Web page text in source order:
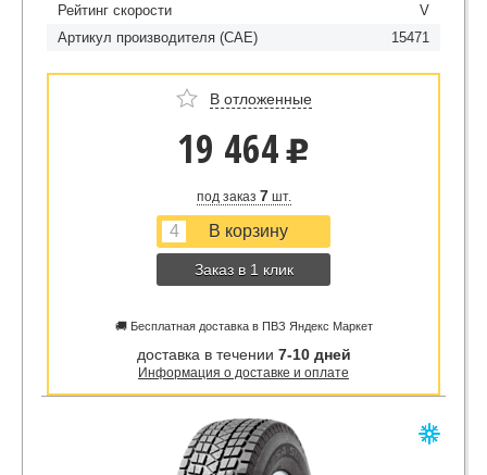
Рейтинг скорости
V
Артикул производителя (CAE)
15471
В отложенные
19 464 u
под заказ 7шт.
Заказ в 1 клик
🚚 Бесплатная доставка в ПВЗ Яндекс Маркет
доставка в течении 7-10 дней
Информация о доставке и оплате